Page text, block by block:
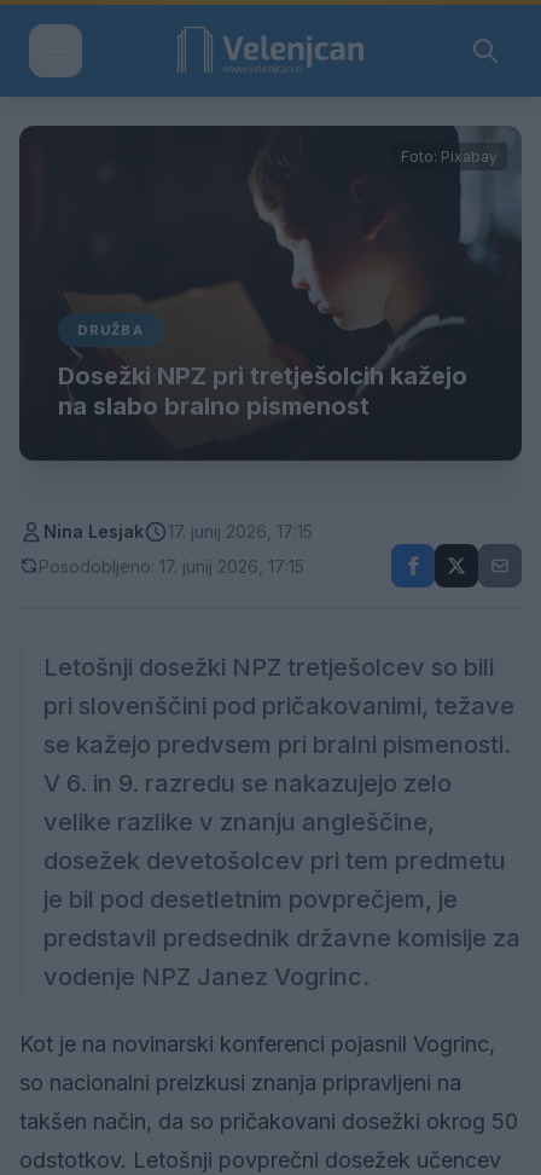
Foto: Pixabay
DRUŽBA
Dosežki NPZ pri tretješolcih kažejo
na slabo bralno pismenost
Nina Lesjak
17. junij 2026, 17:15
Posodobljeno: 17. junij 2026, 17:15
Letošnji dosežki NPZ tretješolcev so bili
pri slovenščini pod pričakovanimi, težave
se kažejo predvsem pri bralni pismenosti.
V 6. in 9. razredu se nakazujejo zelo
velike razlike v znanju angleščine,
dosežek devetošolcev pri tem predmetu
je bil pod desetletnim povprečjem, je
predstavil predsednik državne komisije za
vodenje NPZ Janez Vogrinc.
Kot je na novinarski konferenci pojasnil Vogrinc,
so nacionalni preizkusi znanja pripravljeni na
takšen način, da so pričakovani dosežki okrog 50
odstotkov. Letošnji povprečni dosežek učencev